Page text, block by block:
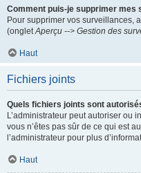
Comment puis-je supprimer mes
Pour supprimer vos surveillances,
(ongletAperçu --> Gestion des
Haut
Fichiers joints
Quels fichiers joints sont
L’administrateur peut autoriser ou
vous n’êtes pas sûr de ce qui est
l’administrateur pour plus
Haut